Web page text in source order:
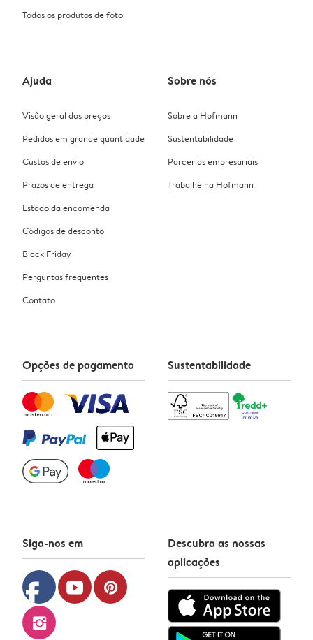
Todos os produtos de foto
Ajuda
Visão geral dos preços
Pedidos em grande quantidade
Custos de envio
Prazos de entrega
Estado da encomenda
Códigos de desconto
Black Friday
Perguntas frequentes
Contato
Sobre nós
Sobre a Hofmann
Sustentabilidade
Parcerias empresariais
Trabalhe na Hofmann
Opções de pagamento Sustentabilidade
Siga-nos em
facebook youtube pinterest
instagram
Descubra as nossas
aplicações